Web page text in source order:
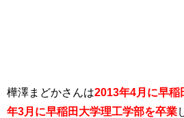
樺澤まどかさんは2013年4月に早稲
年3月に早稲田大学理工学部を卒業